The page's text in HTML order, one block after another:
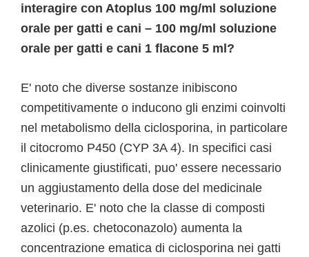
interagire con Atoplus 100 mg/ml soluzione
orale per gatti e cani – 100 mg/ml soluzione
orale per gatti e cani 1 flacone 5 ml?
E' noto che diverse sostanze inibiscono
competitivamente o inducono gli enzimi coinvolti
nel metabolismo della ciclosporina, in particolare
il citocromo P450 (CYP 3A 4). In specifici casi
clinicamente giustificati, puo' essere necessario
un aggiustamento della dose del medicinale
veterinario. E' noto che la classe di composti
azolici (p.es. chetoconazolo) aumenta la
concentrazione ematica di ciclosporina nei gatti